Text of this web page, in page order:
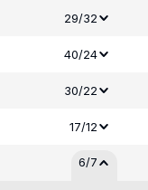
29/32
40/24
30/22
17/12
6/7